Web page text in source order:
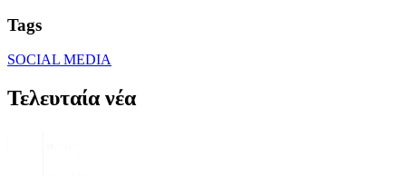
Tags
SOCIAL MEDIA
Τελευταία νέα